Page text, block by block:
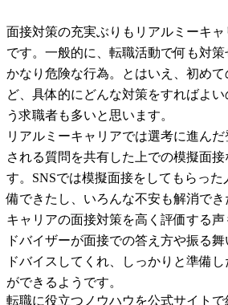
面接対策の充実ぶりもリアルミーキャ
です。一般的に、転職活動で何も対
かなり危険な行為。とはいえ、初め
ど、具体的にどんな対策をすればよ
う求職者も多いと思います。
リアルミーキャリアでは選考に進ん
される質問を共有した上での模擬面
す。SNSでは模擬面接をしてもらっ
備できたし、いろんな不安も解消で
キャリアの面接対策を高く評価する
ドバイザーが面接での答え方や振る
ドバイスしてくれ、しっかりと準備
ができるようです。
転職に役立つノウハウを公式サイトで